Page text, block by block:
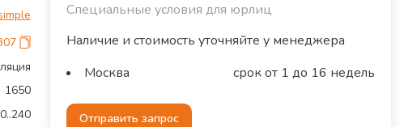
1650
Специальные условия для юрлиц
Наличие и стоимость уточняйте у менеджера
Москва
срок от 1 до 16 недель
Отправить запрос